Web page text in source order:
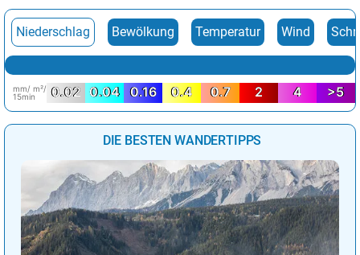
Niederschlag Bewölkung Temperatur Wind
mm/ m²/
15min
0.02 0.04 0.16 0.4 0.7 2 4 >5
DIE BESTEN WANDERTIPPS